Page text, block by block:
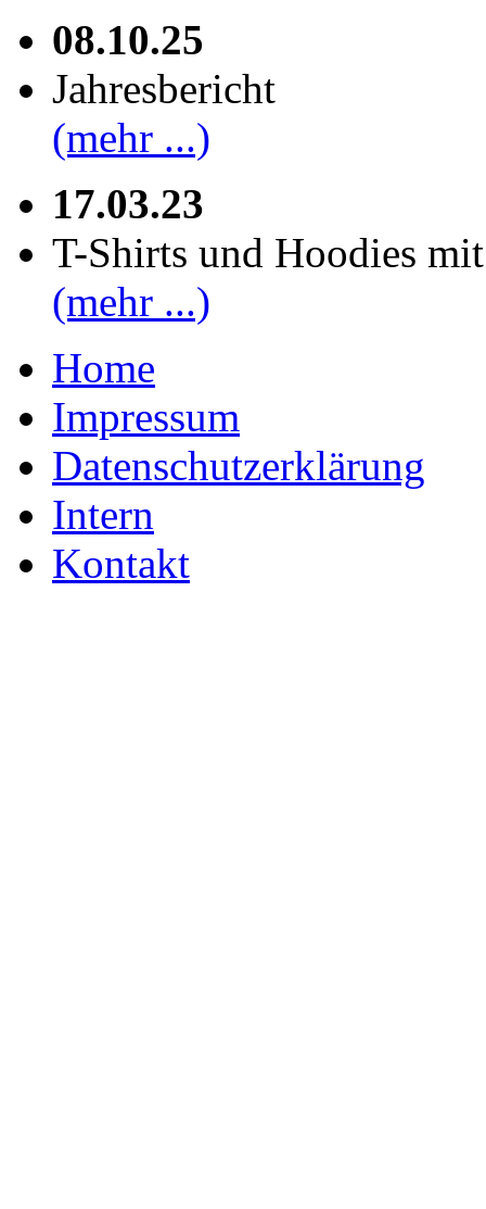
08.10.25
Jahresbericht
(mehr ...)
17.03.23
T-Shirts und Hoodies
(mehr ...)
Home
Impressum
Datenschutzerklärung
Intern
Kontakt